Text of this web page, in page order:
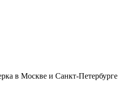
в Москве и Санкт-Петербурге